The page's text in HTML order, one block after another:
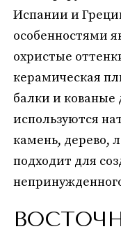
Испании и
особенностями
охристые
керамическая
балки и
используются
камень, дерево,
подходит для